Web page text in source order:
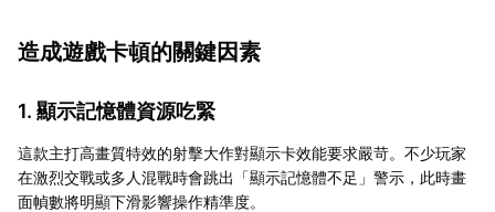
造成遊戲卡頓的關鍵因素
1. 顯示記憶體資源吃緊
這款主打高畫質特效的射擊大作對顯示卡效能要求嚴苛。不少玩家
在激烈交戰或多人混戰時會跳出「顯示記憶體不足」警示，此時畫
面幀數將明顯下滑影響操作精準度。